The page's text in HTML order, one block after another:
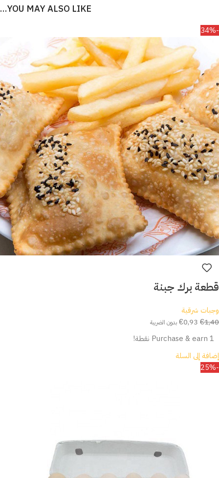
YOU MAY ALSO LIKE…
-34%
قطعة برك جبنة
وجبات شرقية
€1,40
€0,93 بدون الضريبة
Purchase & earn 1 نقطة!
إضافة إلى السلة
-25%